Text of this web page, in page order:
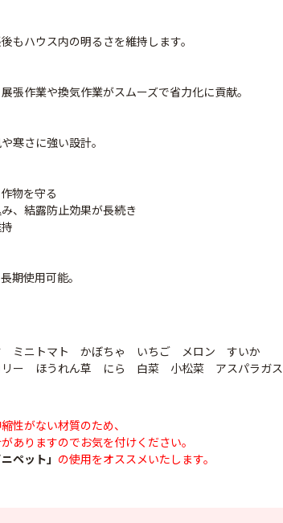
ル
テキナシテープ
￥3,790
もハウス内の明るさを維持します。
張作業や換気作業がスムーズで省力化に貢献。
寒さに強い設計。
物を守る
、結露防止効果が長続き
期使用可能。
ミニトマト かぼちゃ いちご メロン すいか
ー ほうれん草 にら 白菜 小松菜 アスパラガス
性がない材質のため、
ありますのでお気を付けください。
ニペット」 の使用をオススメいたします。